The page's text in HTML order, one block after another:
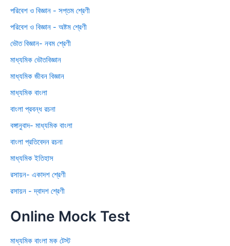
পরিবেশ ও বিজ্ঞান - সপ্তম শ্রেণী
পরিবেশ ও বিজ্ঞান - অষ্টম শ্রেণী
ভৌত বিজ্ঞান- নবম শ্রেণী
মাধ্যমিক ভৌতবিজ্ঞান
মাধ্যমিক জীবন বিজ্ঞান
মাধ্যমিক বাংলা
বাংলা প্রবন্ধ রচনা
বঙ্গানুবাদ- মাধ্যমিক বাংলা
বাংলা প্রতিবেদন রচনা
মাধ্যমিক ইতিহাস
রসায়ন- একাদশ শ্রেণী
রসায়ন - দ্বাদশ শ্রেণী
Online Mock Test
মাধ্যমিক বাংলা মক টেস্ট